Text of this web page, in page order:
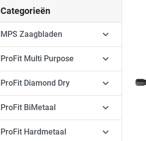
Categorieën
MPS Zaagbladen 
ProFit Multi Purpose 
ProFit Diamond Dry 
ProFit BiMetaal 
ProFit Hardmetaal 